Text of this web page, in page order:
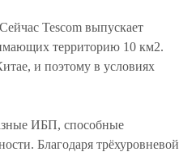
Tescom выпускает
территорию 10 км2.
и поэтому в условиях
ИБП, способные
Благодаря трёхуровневой